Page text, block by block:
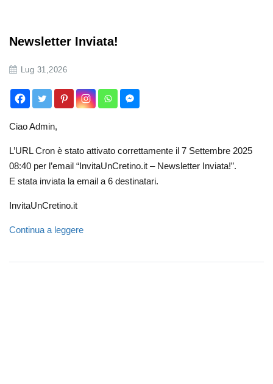
Newsletter Inviata!
Lug 31,2026
Ciao Admin,
L’URL Cron è stato attivato correttamente il 7 Settembre 2025
08:40 per l’email “InvitaUnCretino.it – Newsletter Inviata!”.
E stata inviata la email a 6 destinatari.
InvitaUnCretino.it
Continua a leggere